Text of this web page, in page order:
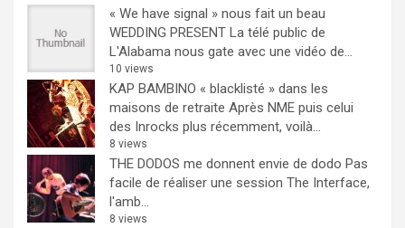
« We have signal » nous fait un beau
WEDDING PRESENT La télé public de
L'Alabama nous gate avec une vidéo de...
10 views
KAP BAMBINO « blacklisté » dans les
maisons de retraite Après NME puis celui
des Inrocks plus récemment, voilà...
8 views
THE DODOS me donnent envie de dodo Pas
facile de réaliser une session The Interface,
l'amb...
8 views